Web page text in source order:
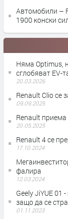
Автомобили –
1900 конски
Няма Optimus,
сглобяват EV-
20.03.2026
Renault Clio се
09.09.2025
Renault приема
20.05.2025
Renault 4 се
17.10.2024
фалира
12.03.2024
Geely JiYUE 01
защо да се
01.11.2023